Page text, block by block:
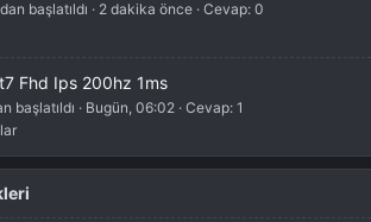
başlatıldı 2 dakika önce Cevap: 0
Fhd Ips 200hz 1ms
başlatıldı Bugün, 06:02 Cevap: 1